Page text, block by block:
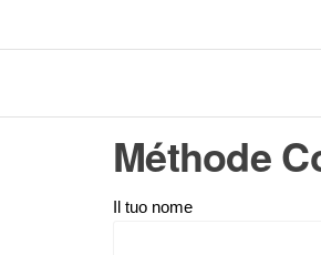
Méthode
Il tuo nome